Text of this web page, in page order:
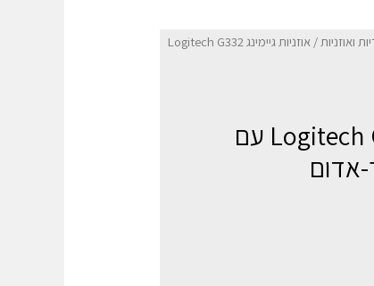
ואוזניות
/ אוזניות גיימינג Logitech G332
אוזניות גיימינג Logitech G332 עם
אדום